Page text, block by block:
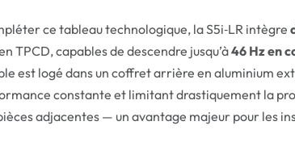
ce tableau technologique, la S5i‑LR intègre
TPCD, capables de descendre jusqu’à46 Hz en
est logé dans un coffret arrière en aluminium
constante et limitant drastiquement la
adjacentes — un avantage majeur pour les